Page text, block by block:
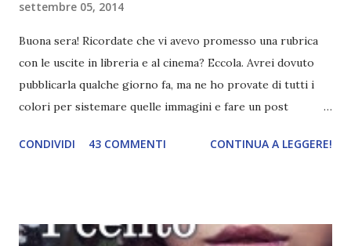
settembre 05, 2014
Buona sera! Ricordate che vi avevo promesso una rubrica
con le uscite in libreria e al cinema? Eccola. Avrei dovuto
pubblicarla qualche giorno fa, ma ne ho provate di tutti i
colori per sistemare quelle immagini e fare un post
leggere la trama cliccate sulla copertina. Vi ho segnalato
riguarda i suoi romanzi thriller. Per il momento sono
CONDIVIDI 43 COMMENTI CONTINUA A LEGGERE!